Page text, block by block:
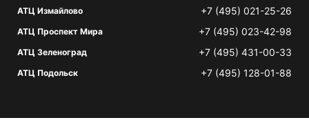
АТЦ Измайлово +7 (495) 021-25-26
АТЦ Проспект Мира +7 (495) 023-42-98
АТЦ Зеленоград +7 (495) 431-00-33
АТЦ Подольск +7 (495) 128-01-88